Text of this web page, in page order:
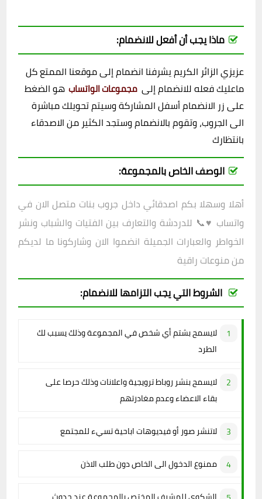
ماذا يجب أن أفعل للانضمام:
عزيزي الزائر الكريم يشرفنا انضمام إلى موقعنا الممتع كل
ماعليك فعله للانضمام إلى مجموعات الواتساب هو الضغط
على زر الانضمام أسفل المشاركة وسيتم تحويلك مباشرة
الى الجروب، وتقوم بالانضمام وستجد الكثير من الاصدقاء
بانتظارك
الوصف الخاص بالمجموعة:
أهلا وسهلا بكم اصدقائي داخل جروب بنات متصل الان في
واتساب ♥📞 للدردشة والتعارف بين الفتيات والشباب ونشر
الخواطر والعبارات الجميلة انضموا الان وشاركونا ما لديكم
من منوعات راقية
الشروط التي يجب التزامها للانضمام:
لايسمح بشتم أي شخص في المجموعة وذلك يسبب لك
الطرد
لايسمح بنشر روباط ترويجية واعلانات وذلك حرصا على
بقاء الاعضاء وعدم مغادرتهم
لاتنشر صور أو فيديوهات اباحية تسيء للمجتمع
ممنوع الدخول الى الخاص دون طلب الاذن